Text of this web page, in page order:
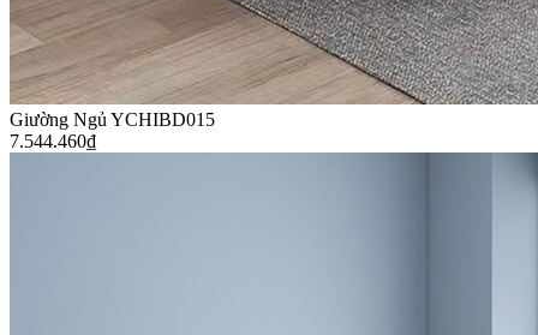
Giường Ngủ YCHIBD015
7.544.460₫